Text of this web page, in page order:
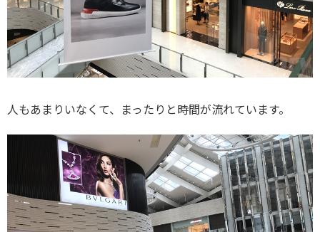
人もあまりいなくて、まったりと時間が流れています。